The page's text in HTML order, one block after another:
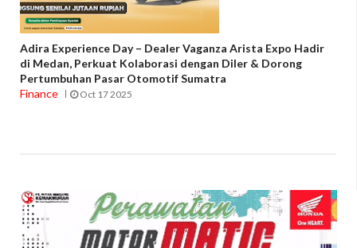
Adira Experience Day – Dealer Vaganza Arista Expo Hadir
di Medan, Perkuat Kolaborasi dengan Diler & Dorong
Pertumbuhan Pasar Otomotif Sumatra
Finance
Oct 17 2025